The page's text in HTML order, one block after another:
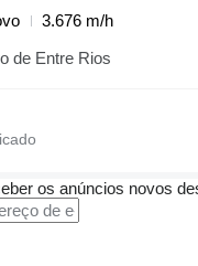
3.676 m/h
de Entre Rios
os anúncios novos